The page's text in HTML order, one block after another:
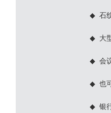
◆ 石
◆ 大
◆ 会
◆ 也
◆ 银